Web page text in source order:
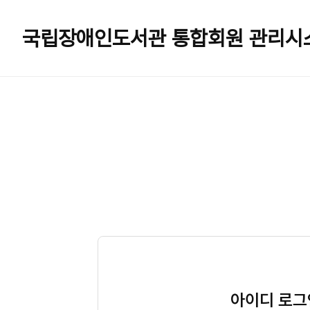
국립장애인도서관 통합회원 관리시
아이디 로그